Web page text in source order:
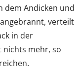
dem Andicken und
verteilt
in der
nichts mehr, so